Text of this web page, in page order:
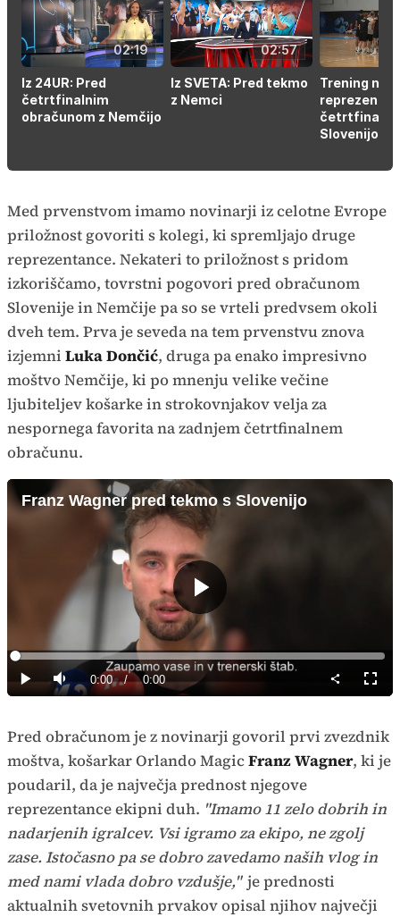
02:19
Iz 24UR: Pred
četrtfinalnim
obračunom z Nemčijo
02:57
Iz SVETA: Pred tekmo
z Nemci
Trening
četrtfinalno
Slovenijo
Med prvenstvom imamo novinarji iz celotne Evrope
priložnost govoriti s kolegi, ki spremljajo druge
reprezentance. Nekateri to priložnost s pridom
izkoriščamo, tovrstni pogovori pred obračunom
Slovenije in Nemčije pa so se vrteli predvsem okoli
dveh tem. Prva je seveda na tem prvenstvu znova
izjemni Luka Dončić, druga pa enako impresivno
moštvo Nemčije, ki po mnenju velike večine
ljubiteljev košarke in strokovnjakov velja za
nespornega favorita na zadnjem četrtfinalnem
obračunu.
Franz Wagner pred tekmo s Slovenijo
Predvajaj
Predvajaj
Tiho Current
0:00 / Duration
0:00
Loaded:
0%
način
Pred obračunom je z novinarji govoril prvi zvezdnik
moštva, košarkar Orlando MagicFranz Wagner, ki je
poudaril, da je največja prednost njegove
reprezentance ekipni duh. "Imamo 11 zelo dobrih in
nadarjenih igralcev. Vsi igramo za ekipo, ne zgolj
zase. Istočasno pa se dobro zavedamo naših vlog in
med nami vlada dobro vzdušje," je prednosti
aktualnih svetovnih prvakov opisal njihov največji